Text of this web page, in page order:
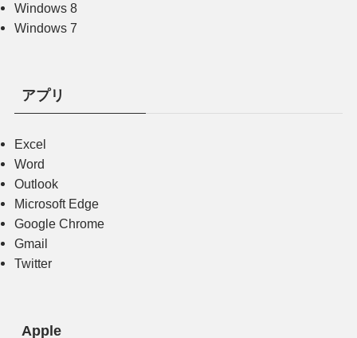
Windows 8
Windows 7
アプリ
Excel
Word
Outlook
Microsoft Edge
Google Chrome
Gmail
Twitter
Apple